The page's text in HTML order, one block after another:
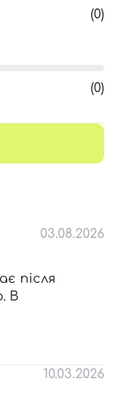
(0)
(0)
03.08.2026
після
В
10.03.2026